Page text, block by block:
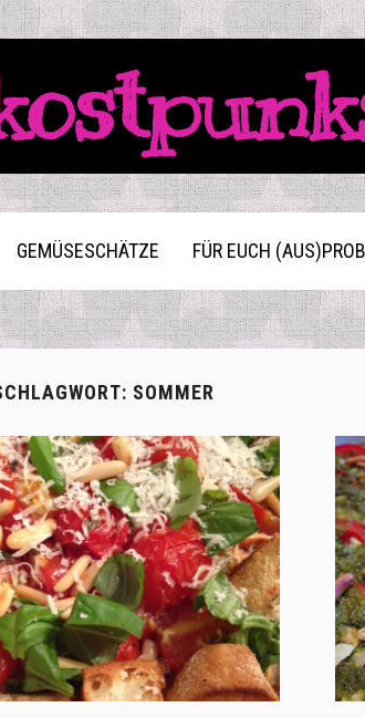
GEMÜSESCHÄTZE FÜR EUCH
SOMMER